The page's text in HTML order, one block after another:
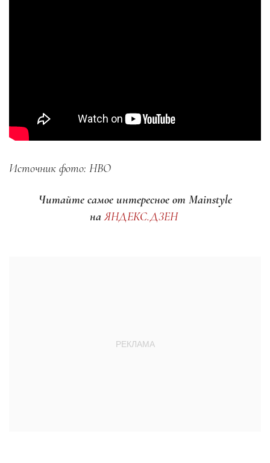
Источник фото: HBO
Читайте самое интересное от Mainstyle
наЯНДЕКС.ДЗЕН